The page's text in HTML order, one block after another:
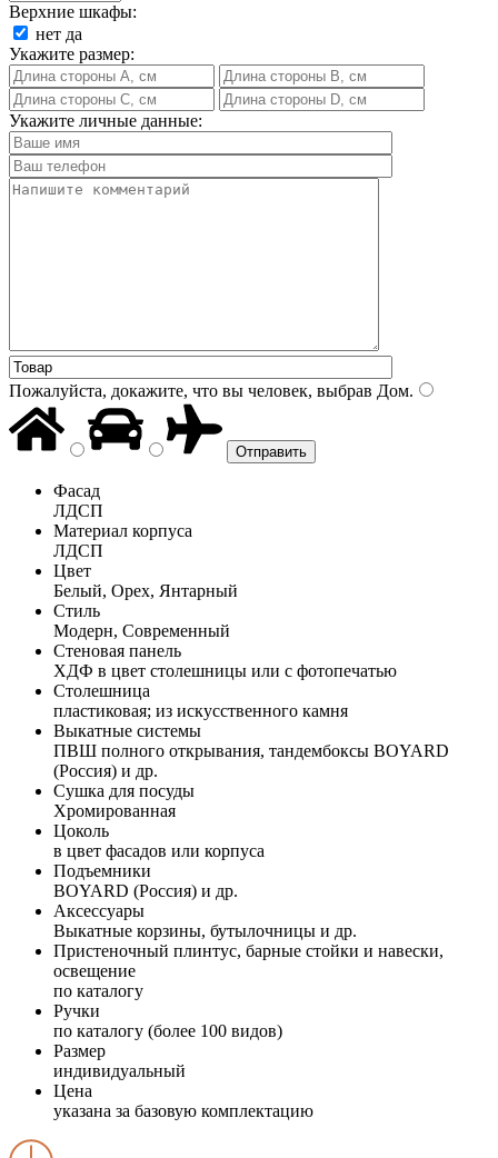
Верхние шкафы:
нет да
Укажите размер:
Укажите личные данные:
Пожалуйста, докажите, что вы человек, выбрав Дом.
Фасад
ЛДСП
Материал корпуса
ЛДСП
Цвет
Белый, Орех, Янтарный
Стиль
Модерн, Современный
Стеновая панель
ХДФ в цвет столешницы или с фотопечатью
Столешница
пластиковая; из искусственного камня
Выкатные системы
ПВШ полного открывания, тандембоксы BOYARD
(Россия) и др.
Сушка для посуды
Хромированная
Цоколь
в цвет фасадов или корпуса
Подъемники
BOYARD (Россия) и др.
Аксессуары
Выкатные корзины, бутылочницы и др.
Пристеночный плинтус, барные стойки и навески,
освещение
по каталогу
Ручки
по каталогу (более 100 видов)
Размер
индивидуальный
Цена
указана за базовую комплектацию